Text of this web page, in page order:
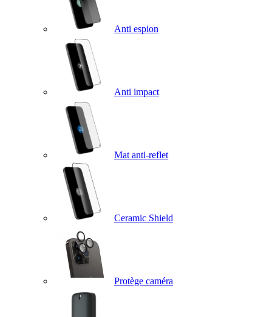
Anti espion
Anti impact
Mat anti-reflet
Ceramic Shield
Protège caméra